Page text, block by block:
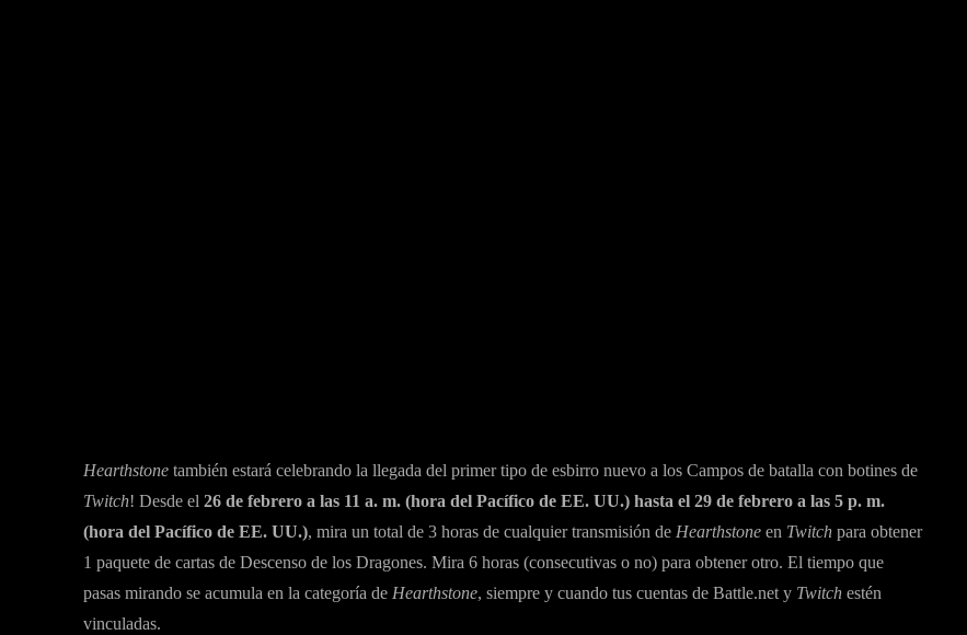
Hearthstone también estará celebrando la llegada del primer tipo de esbirro nuevo a los Campos de batalla con botines de
Twitch! Desde el 26 de febrero a las 11 a. m. (hora del Pacífico de EE. UU.) hasta el 29 de febrero a las 5 p. m.
(hora del Pacífico de EE. UU.), mira un total de 3 horas de cualquier transmisión de Hearthstone en Twitch para obtener
1 paquete de cartas de Descenso de los Dragones. Mira 6 horas (consecutivas o no) para obtener otro. El tiempo que
pasas mirando se acumula en la categoría de Hearthstone, siempre y cuando tus cuentas de Battle.net y Twitch estén
vinculadas.